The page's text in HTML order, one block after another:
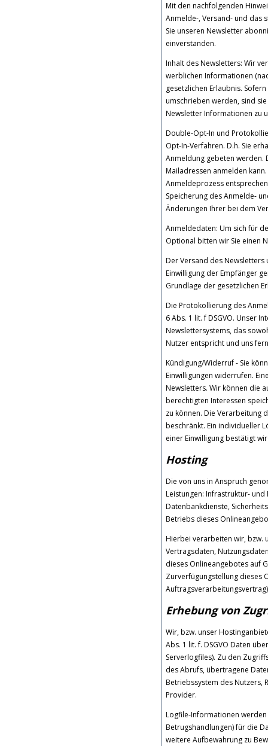
Mit den nachfolgenden
Anmelde-, Versand- und das
Sie unseren Newsletter
einverstanden.
Inhalt des Newsletters: Wir
werblichen Informationen
gesetzlichen Erlaubnis.
umschrieben werden, sind
Newsletter Informationen zu
Double-Opt-In und
Opt-In-Verfahren. D.h. Sie
Anmeldung gebeten werden.
Mailadressen anmelden
Anmeldeprozess
Speicherung des Anmelde-
Änderungen Ihrer bei dem
Anmeldedaten: Um sich für
Optional bitten wir Sie einen
Der Versand des
Einwilligung der Empfänger
Grundlage der gesetzlichen
Die Protokollierung des
6 Abs. 1 lit. f DSGVO. Unser
Newslettersystems, das
Nutzer entspricht und uns
Kündigung/Widerruf - Sie
Einwilligungen widerrufen.
Newsletters. Wir können die
berechtigten Interessen
zu können. Die Verarbeitung
beschränkt. Ein individueller
einer Einwilligung bestätigt
Hosting
Die von uns in Anspruch
Leistungen: Infrastruktur-
Datenbankdienste,
Betriebs dieses
Hierbei verarbeiten wir, bzw.
Vertragsdaten,
dieses Onlineangebotes auf
Zurverfügungstellung dieses
Erhebung von
Wir, bzw. unser
Abs. 1 lit. f. DSGVO Daten
Serverlogfiles). Zu den
des Abrufs, übertragene
Betriebssystem des Nutzers,
Provider.
Logfile-Informationen
Betrugshandlungen) für die
weitere Aufbewahrung zu